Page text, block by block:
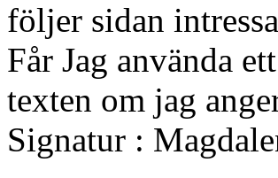
följer sidan
Får Jag använda
texten om jag
Signatur :